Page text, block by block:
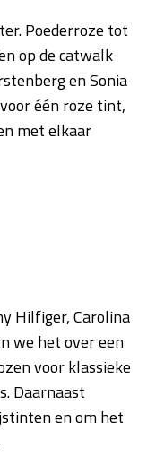
Poederroze tot
op de catwalk
en Sonia
één roze tint,
met elkaar
Hilfiger, Carolina
we het over een
voor klassieke
Daarnaast
en om het